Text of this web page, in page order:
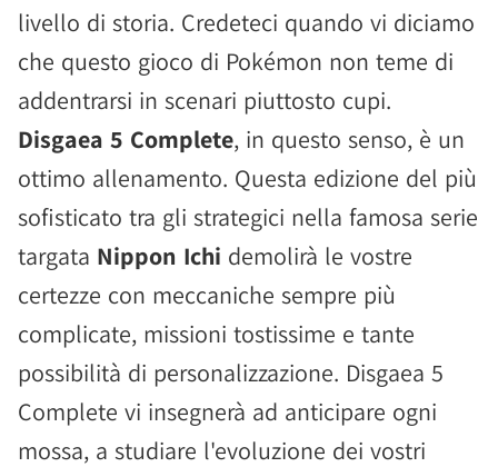
livello di storia. Credeteci quando vi diciamo
che questo gioco di Pokémon non teme di
addentrarsi in scenari piuttosto cupi.
Disgaea 5 Complete, in questo senso, è un
ottimo allenamento. Questa edizione del più
sofisticato tra gli strategici nella famosa serie
targata Nippon Ichi demolirà le vostre
certezze con meccaniche sempre più
complicate, missioni tostissime e tante
possibilità di personalizzazione. Disgaea 5
Complete vi insegnerà ad anticipare ogni
mossa, a studiare l'evoluzione dei vostri